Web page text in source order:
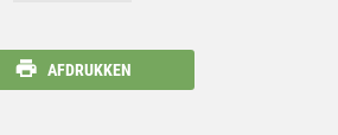
AFDRUKKEN